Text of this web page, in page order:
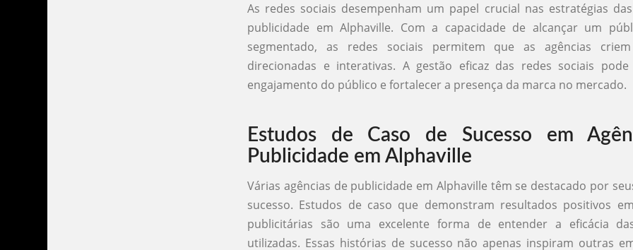
As redes sociais desempenham um papel crucial nas estratégias
publicidade em Alphaville. Com a capacidade de alcançar um
segmentado, as redes sociais permitem que as agências criem
direcionadas e interativas. A gestão eficaz das redes sociais
engajamento do público e fortalecer a presença da marca no mercado.
Estudos de Caso de Sucesso em
Publicidade em Alphaville
Várias agências de publicidade em Alphaville têm se destacado por
sucesso. Estudos de caso que demonstram resultados positivos
publicitárias são uma excelente forma de entender a eficácia
utilizadas. Essas histórias de sucesso não apenas inspiram outras